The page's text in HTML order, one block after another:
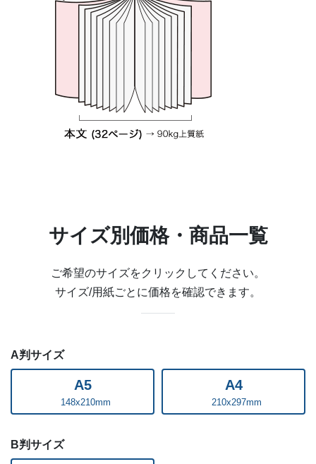
紙の表面に圧着するPPフィルムは全部で3種類あり、光に
ムPPなど、表紙のデザインに合わせてお選びいただけま
予定を書き込む本文は一般的なノートに比べて少し厚めの
げておりますので、平面に近い状態でページを左右に開く
やビジネスシーンに最適です。
レート」をご用意しておりますので、表紙4ページのみデ
ザインしていただきますと、簡単にオリジナルデザインの
ノート型カレンダーを作成することができます。
カレンダーは、働く人や学生さんの「快適なスケジュール
サイズ別価格・商品一覧
ご希望のサイズをクリックしてください。
サイズ/用紙ごとに価格を確認できます。
A判サイズ
A5
148x210mm
A4
210x297mm
B判サイズ